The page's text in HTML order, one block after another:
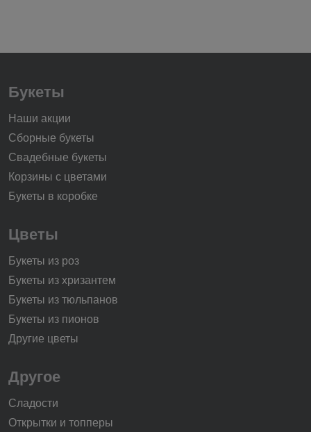
Букеты
Наши акции
Сборные букеты
Свадебные букеты
Корзины с цветами
Букеты в коробке
Цветы
Букеты из роз
Букеты из хризантем
Букеты из тюльпанов
Букеты из пионов
Другие цветы
Другое
Сладости
Открытки и топперы